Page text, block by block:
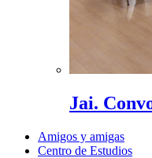
Jai.
Amigos y amigas
Centro de Estudios